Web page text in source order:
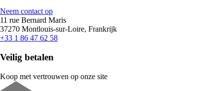
Neem contact op
11 rue Bernard Maris
37270 Montlouis-sur-Loire, Frankrijk
+33 1 86 47 62 58
Veilig betalen
Koop met vertrouwen op onze site